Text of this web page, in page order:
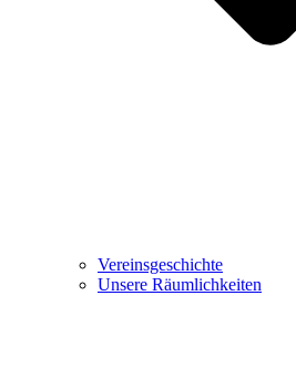
Vereinsgeschichte
Unsere Räumlichkeiten